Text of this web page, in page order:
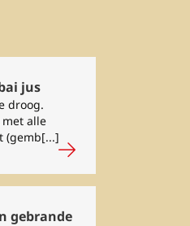
jus
droog.
alle
(gemb[...]
gebrande